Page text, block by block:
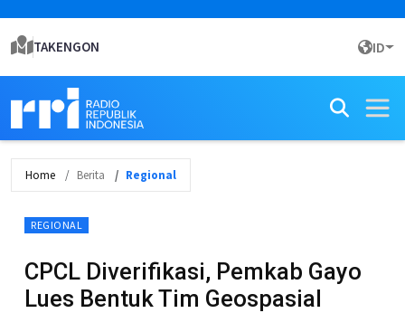
TAKENGON ID
Home Berita Regional
REGIONAL
CPCL Diverifikasi, Pemkab Gayo
Lues Bentuk Tim Geospasial